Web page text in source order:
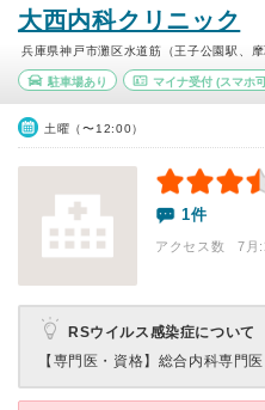
大西内科クリニック
兵庫県神戸市灘区水道筋（王子公園駅、摩
駐車場あり マイナ受付(スマホ
土曜（〜12:00）
1件
アクセス数 7月:
RSウイルス感染症について
【専門医・資格】 総合内科専門医